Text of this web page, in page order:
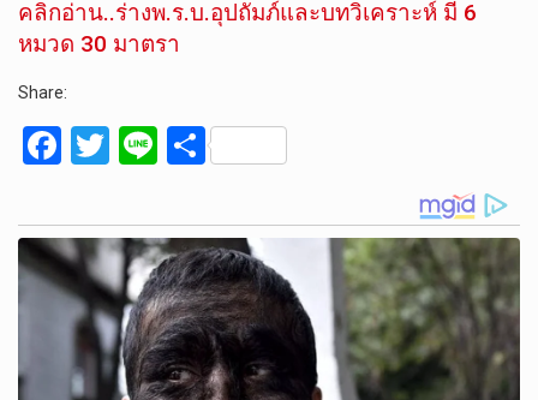
คลิกอ่าน..ร่างพ.ร.บ.อุปถัมภ์และบทวิเคราะห์ มี 6
หมวด 30 มาตรา
Share:
F
ce
b
o
o
k
T
tt
er
Li
e
S
ar
e